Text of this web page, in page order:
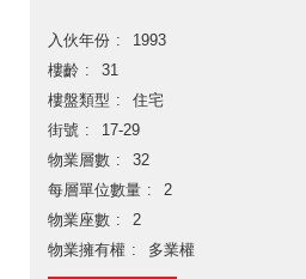
入伙年份
1993
樓齡
31
樓盤類型
住宅
街號
17-29
物業層數
32
每層單位數量
2
物業座數
2
物業擁有權
多業權